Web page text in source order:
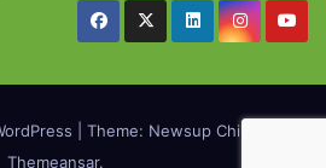
Theme: Newsup Child by
Themeansar.